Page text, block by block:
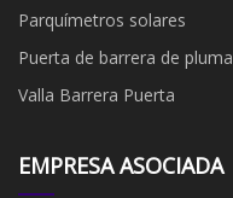
Parquímetros solares
Puerta de barrera de pluma
Valla Barrera Puerta
EMPRESA ASOCIADA